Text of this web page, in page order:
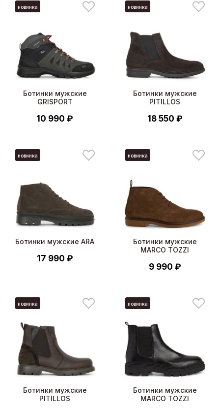
новинка
Ботинки мужские
GRISPORT
10 990 ₽
новинка
Ботинки мужские
PITILLOS
18 550 ₽
новинка
Ботинки мужские ARA
17 990 ₽
новинка
Ботинки мужские
MARCO TOZZI
9 990 ₽
новинка
Ботинки мужские
PITILLOS
новинка
Ботинки мужские
MARCO TOZZI